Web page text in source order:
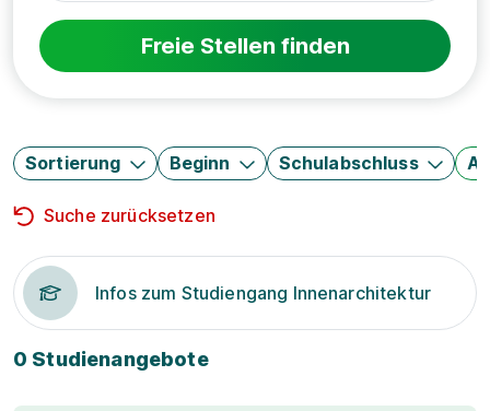
Freie Stellen finden
Sortierung Beginn Schulabschluss
Suche zurücksetzen
Infos zum Studiengang Innenarchitektur
0 Studienangebote